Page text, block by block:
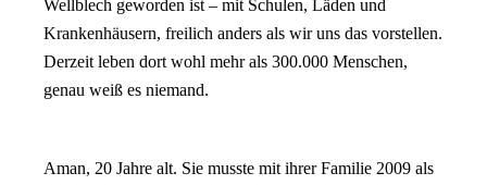
Wellblech geworden ist – mit Schulen, Läden und
Krankenhäusern, freilich anders als wir uns das vorstellen.
Derzeit leben dort wohl mehr als 300.000 Menschen,
genau weiß es niemand.
Aman, 20 Jahre alt. Sie musste mit ihrer Familie 2009 als